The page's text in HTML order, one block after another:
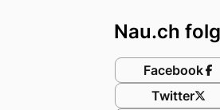
Nau.ch
Facebook
Twitter